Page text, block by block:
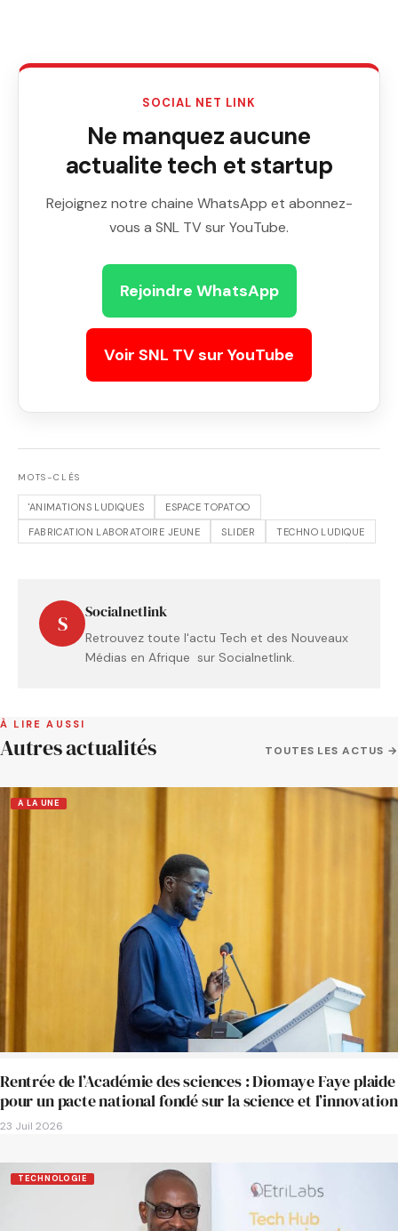
SOCIAL NET LINK
Ne manquez aucune
actualite tech et startup
Rejoignez notre chaine WhatsApp et abonnez-
vous a SNL TV sur YouTube.
Rejoindre WhatsApp
Voir SNL TV sur YouTube
MOTS-CLÉS
'ANIMATIONS LUDIQUES
ESPACE TOPATOO
FABRICATION LABORATOIRE JEUNE
SLIDER TECHNO LUDIQUE
S Socialnetlink
Retrouvez toute l'actu Tech et des Nouveaux
Médias en Afrique sur Socialnetlink.
À LIRE AUSSI
Autres actualités TOUTES LES ACTUS →
A LA UNE
Rentrée de l’Académie des sciences : Diomaye Faye plaide
pour un pacte national fondé sur la science et l’innovation
23 Juil 2026
TECHNOLOGIE